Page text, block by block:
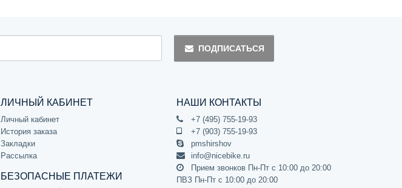
ПОДПИСАТЬСЯ
ЛИЧНЫЙ КАБИНЕТ
Личный кабинет
История заказа
Закладки
Рассылка
БЕЗОПАСНЫЕ ПЛАТЕЖИ
НАШИ КОНТАКТЫ
+7 (495) 755-19-93
+7 (903) 755-19-93
pmshirshov
info@nicebike.ru
Прием звонков Пн-Пт с 10:00 до 20:00
ПВЗ Пн-Пт с 10:00 до 20:00